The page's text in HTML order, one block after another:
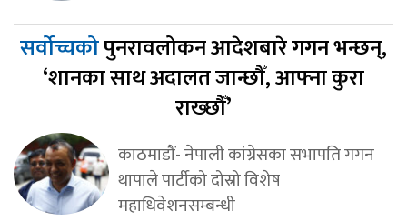
सर्वोच्चकोपुनरावलोकन आदेशबारे गगन भन्छन्,
‘शानका साथ अदालत जान्छौँ, आफ्ना कुरा
राख्छौँ’
काठमाडौं- नेपाली कांग्रेसका सभापति गगन
थापाले पार्टीको दोस्रो विशेष
महाधिवेशनसम्बन्धी